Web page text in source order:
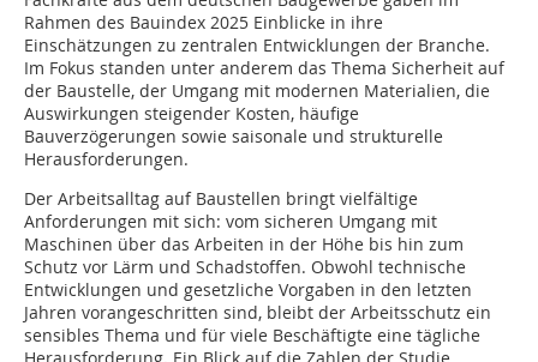
Rahmen des Bauindex 2025 Einblicke in ihre
Einschätzungen zu zentralen Entwicklungen der Branche.
Im Fokus standen unter anderem das Thema Sicherheit auf
der Baustelle, der Umgang mit modernen Materialien, die
Auswirkungen steigender Kosten, häufige
Bauverzögerungen sowie saisonale und strukturelle
Herausforderungen.
Der Arbeitsalltag auf Baustellen bringt vielfältige
Anforderungen mit sich: vom sicheren Umgang mit
Maschinen­ über das Arbeiten in der Höhe bis hin zum
Schutz vor Lärm und Schadstoffen. Obwohl technische
Entwicklungen und gesetzliche Vorgaben in den letzten
Jahren vorangeschritten sind, bleibt der Arbeitsschutz ein
sensibles Thema und für viele Beschäftigte­ eine tägliche